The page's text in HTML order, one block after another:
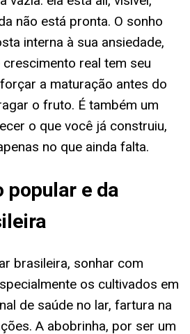
não está pronta. O sonho
interna à sua ansiedade,
real tem seu
a maturação antes do
o fruto. É também um
o que você já construiu,
no que ainda falta.
popular e da
brasileira, sonhar com
os cultivados em
de saúde no lar, fartura na
A abobrinha, por ser um